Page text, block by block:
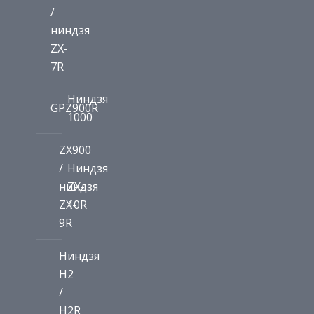
/
ниндзя
ZX-
7R
GPZ900R
Ниндзя
1000
ZX900
/
ниндзя
ZX-
9R
Ниндзя
ZX-
10R
Ниндзя
H2
/
H2R